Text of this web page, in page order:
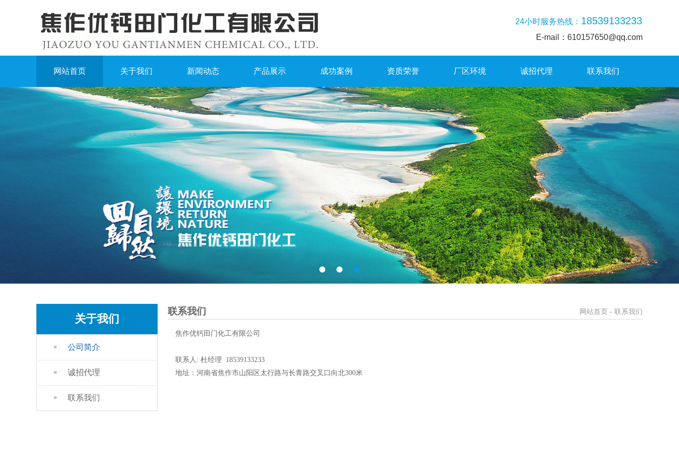
24小时服务热线： 18539133233
E-mail：610157650@qq.com
网站首页 关于我们 新闻动态 产品展示 成功案例 资质荣誉 厂区环境 诚招代理 联系我们
关于我们
公司简介
诚招代理
联系我们
联系我们 网站首页 - 联系我们
焦作优钙田门化工有限公司
联系人: 杜经理 18539133233
地址：河南省焦作市山阳区太行路与长青路交叉口向北300米